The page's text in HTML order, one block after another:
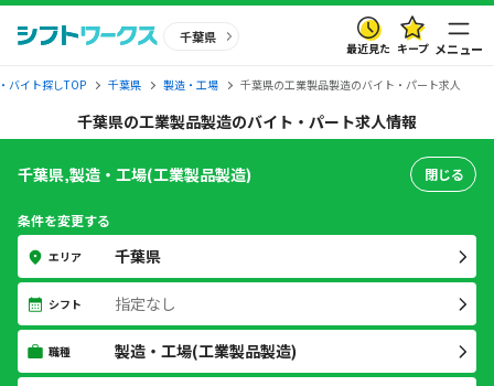
千葉県
最近見た キープ メニュー
バイト探しTOP 千葉県 製造・工場 千葉県の工業製品製造のバイト・パート求人
千葉県の工業製品製造のバイト・パート求人情報
千葉県,製造・工場(工業製品製造) 閉じる
条件を変更する
エリア 千葉県
シフト 指定なし
職種 製造・工場(工業製品製造)